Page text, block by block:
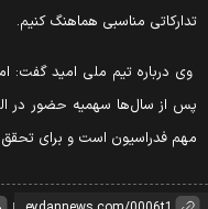
مناسبی هماهنگ کنیم.
درباره تیم ملی امید گفت:
از سال‌ها سهمیه حضور در
فدراسیون است و برای تحقق